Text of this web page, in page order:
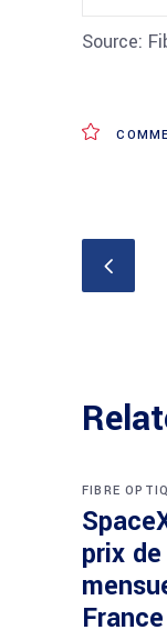
Source:
FIBRE
prix